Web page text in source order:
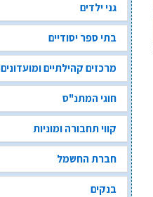
גני ילדים
בתי ספר יסודיים
מרכזים קהילתיים ומועדונים
חוגי המתנ"ס
קווי תחבורה ומוניות
חברת החשמל
בנקים